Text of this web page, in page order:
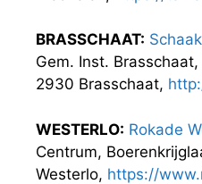
BRASSCHAAT:
Gem. Inst.
2930 Brasschaat,
WESTERLO: Rokade
Centrum,
Westerlo, https://